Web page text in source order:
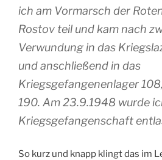
ich am Vormarsch der
Rostov teil und kam nach
Verwundung in das
und anschließend in das
Kriegsgefangenenlager
190. Am 23.9.1948 wurde
Kriegsgefangenschaft
So kurz und knapp klingt das im